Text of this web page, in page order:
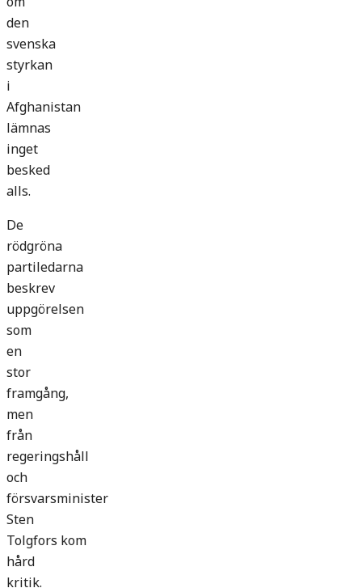
den
svenska
styrkan
i
Afghanistan
lämnas
inget
besked
alls.
De
rödgröna
partiledarna
beskrev
uppgörelsen
som
en
stor
framgång,
men
från
regeringshåll
och
försvarsminister
Sten
Tolgfors kom
hård